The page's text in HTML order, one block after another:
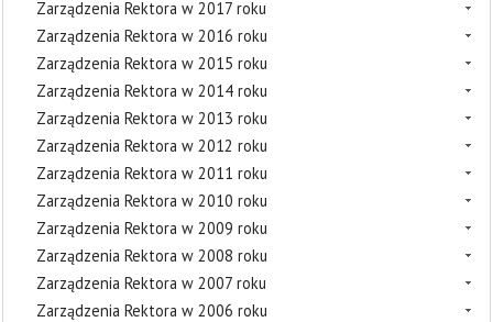
Zarządzenia Rektora w 2017 roku
Zarządzenia Rektora w 2016 roku
Zarządzenia Rektora w 2015 roku
Zarządzenia Rektora w 2014 roku
Zarządzenia Rektora w 2013 roku
Zarządzenia Rektora w 2012 roku
Zarządzenia Rektora w 2011 roku
Zarządzenia Rektora w 2010 roku
Zarządzenia Rektora w 2009 roku
Zarządzenia Rektora w 2008 roku
Zarządzenia Rektora w 2007 roku
Zarządzenia Rektora w 2006 roku